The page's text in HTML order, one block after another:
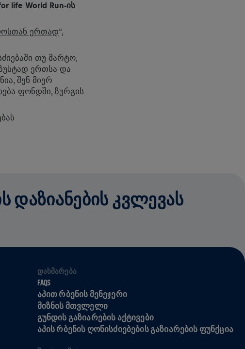
life World Run-ის
ერთად“,
თუ მარტო,
ერთსა და
შენ მიერ
ფონდში, ზურგის
ᲓᲐᲖᲘᲐᲜᲔᲑᲘᲡ ᲙᲕᲚᲔᲕᲐᲡ
ᲓᲐᲮᲛᲐᲠᲔᲑᲐ
FAQS
ᲐᲞᲘᲗ ᲠᲑᲔᲜᲘᲡ ᲛᲔᲜᲔᲯᲔᲠᲘ
ᲛᲘᲖᲜᲘᲡ ᲛᲗᲕᲚᲔᲚᲘ
ᲒᲣᲜᲓᲘᲡ ᲒᲐᲖᲘᲐᲠᲔᲑᲘᲡ ᲐᲥᲢᲘᲕᲔᲑᲘ
ᲐᲞᲘᲡ ᲠᲑᲔᲜᲘᲡ ᲦᲝᲜᲘᲡᲫᲘᲔᲑᲔᲑᲘᲡ ᲒᲐᲖᲘᲐᲠᲔᲑᲘᲡ ᲤᲣᲜᲥᲪᲘᲐ